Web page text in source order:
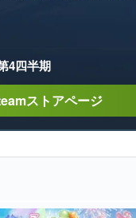
4四半期
ストアページ